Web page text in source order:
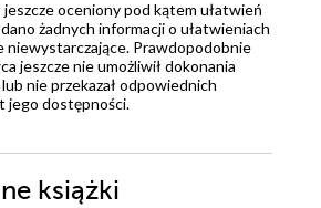
oceniony pod kątem ułatwień
żadnych informacji o ułatwieniach
niewystarczające. Prawdopodobnie
jeszcze nie umożliwił dokonania
nie przekazał odpowiednich
jego dostępności.
książki